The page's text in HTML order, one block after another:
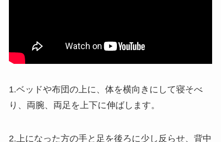
1.ベッドや布団の上に、体を横向きにして寝そべ
り、両腕、両足を上下に伸ばします。
2.上になった方の手と足を後ろに少し反らせ、背中